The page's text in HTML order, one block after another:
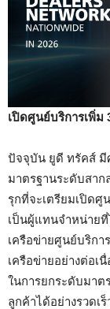
เปิดศูนย์บริการเพิ่ม
ปัจจุบัน ยูดี ทรัคส์ มี
มาตรฐานระดับสาก
รุกที่จะเตรียมเปิดศู
เป็นผู้แทนจำหน่าย
เครือข่ายศูนย์บริกา
เครือข่ายอย่างต่อเ
ในการยกระดับมาต
ลูกค้าได้อย่างรวดเ